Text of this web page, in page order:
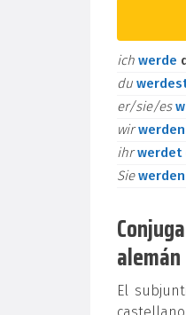
ich werde
du
er/sie/es
wirwerden
ihrwerdet
Siewerden
alemán
El